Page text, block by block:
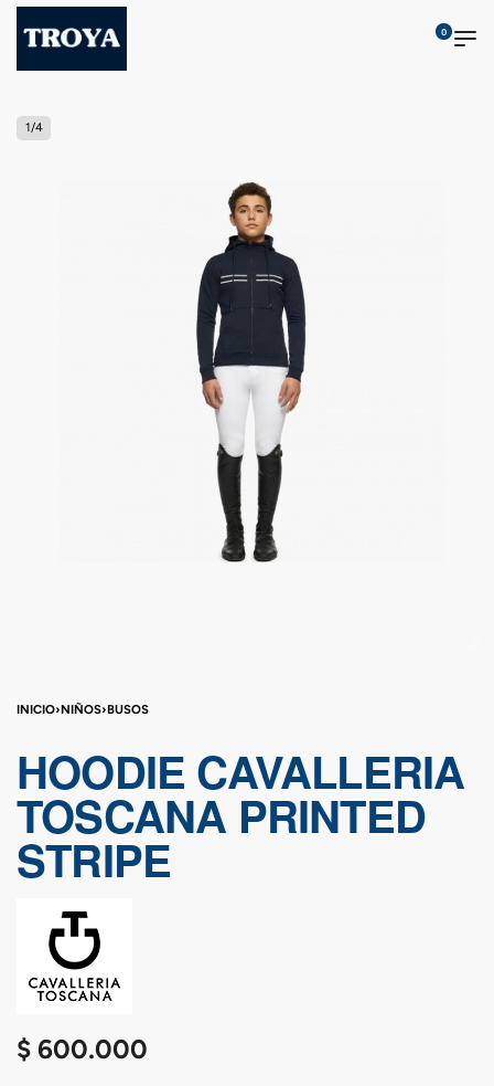
0
1/4
INICIO›NIÑOS›BUSOS
HOODIE CAVALLERIA
TOSCANA PRINTED
STRIPE
$ 600.000